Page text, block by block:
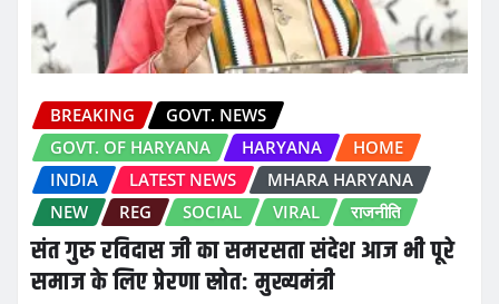
BREAKING
GOVT. NEWS
GOVT. OF HARYANA
HARYANA
HOME
INDIA
LATEST NEWS
MHARA HARYANA
NEW
REG SOCIAL VIRAL राजनीति
संत गुरु रविदास जी का समरसता संदेश आज भी पूरे
समाज के लिए प्रेरणा स्रोत: मुख्यमंत्री